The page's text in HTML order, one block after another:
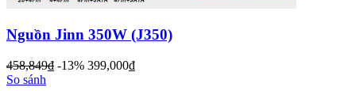
Nguồn Jinn 350W (J350)
458,849đ -13% 399,000đ
So sánh